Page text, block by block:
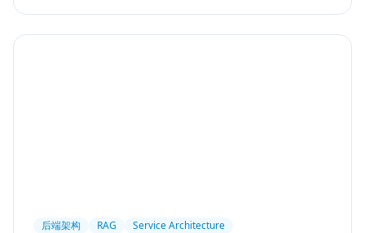
后端架构 RAG Service Architecture